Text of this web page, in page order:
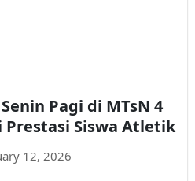
Pagi di MTsN 4
Prestasi Siswa Atletik
12, 2026